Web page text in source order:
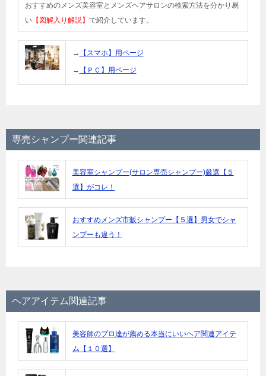
おすすめのメンズ美容室とメンズヘアサロンの検索方法を分かり易
い【図解入り解説】 で紹介しています。
→ 【スマホ】用ページ
→ 【ＰＣ】用ページ
専売シャンプー関連記事
美容室シャンプー(サロン専売シャンプー)厳選【５
選】がコレ！
おすすめメンズ市販シャンプー【５選】男女でシャ
ンプーも違う！
ヘアアイテム関連記事
美容師のプロ達が薦める本当にいいヘア関連アイテ
ム【１０選】